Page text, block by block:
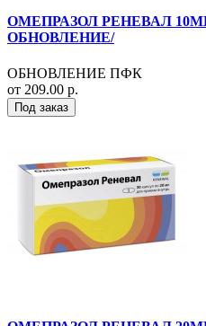
ОМЕПРАЗОЛ РЕНЕВАЛ
ОБНОВЛЕНИЕ/
ОБНОВЛЕНИЕ ПФК
от 209.00 р.
Под заказ